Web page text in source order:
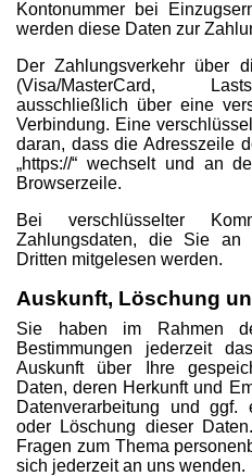
Kontonummer bei
werden diese Daten zur
Der Zahlungsverkehr über
(Visa/MasterCard,
ausschließlich über eine
Verbindung. Eine
daran, dass die Adresszeile
„https://“ wechselt und an
Browserzeile.
Bei verschlüsselter
Zahlungsdaten, die Sie an
Dritten mitgelesen werden.
Auskunft, Löschung
Sie haben im Rahmen
Bestimmungen jederzeit
Auskunft über Ihre
Daten, deren Herkunft und
Datenverarbeitung und
oder Löschung dieser
Fragen zum Thema
sich jederzeit an uns wenden.